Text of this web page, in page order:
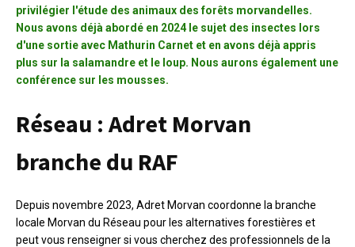
privilégier l'étude des animaux des forêts morvandelles.
N ous avons déjà abordé en 2024 le sujet des insectes lors
d'une sortie avec Mathurin Carnet et en avons déjà appris
plus sur la salamandre et le loup. Nous aurons également une
conférence sur les mousses.
Réseau : Adret Morvan
branche du RAF
Depuis novembre 2023, Adret Morvan coordonne la branche
locale Morvan du Réseau pour les alternatives forestières et
peut vous renseigner si vous cherchez des professionnels de la